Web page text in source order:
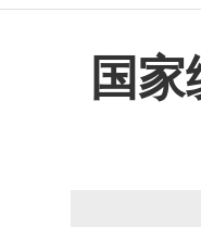
国